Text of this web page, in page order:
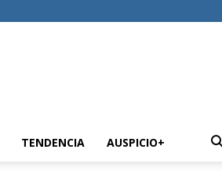
TENDENCIA AUSPICIO+